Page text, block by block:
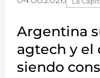
Argentina
agtech y el
siendo